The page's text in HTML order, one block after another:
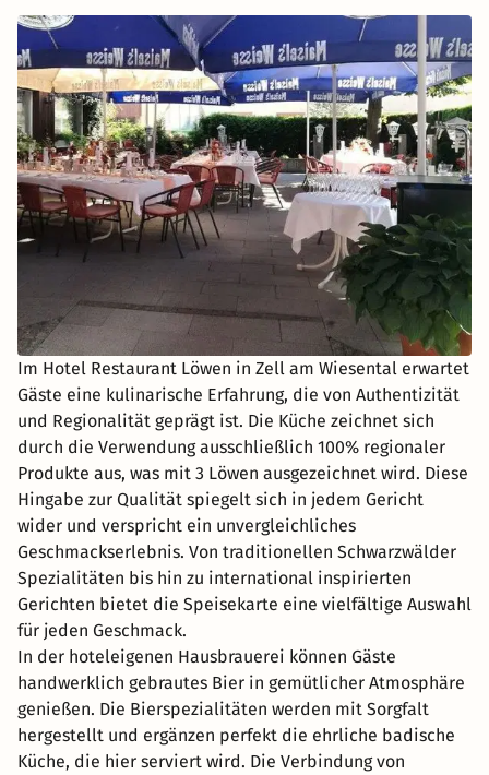
Im Hotel Restaurant Löwen in Zell am Wiesental erwartet
Gäste eine kulinarische Erfahrung, die von Authentizität
und Regionalität geprägt ist. Die Küche zeichnet sich
durch die Verwendung ausschließlich 100% regionaler
Produkte aus, was mit 3 Löwen ausgezeichnet wird. Diese
Hingabe zur Qualität spiegelt sich in jedem Gericht
wider und verspricht ein unvergleichliches
Geschmackserlebnis. Von traditionellen Schwarzwälder
Spezialitäten bis hin zu international inspirierten
Gerichten bietet die Speisekarte eine vielfältige Auswahl
für jeden Geschmack.
In der hoteleigenen Hausbrauerei können Gäste
handwerklich gebrautes Bier in gemütlicher Atmosphäre
genießen. Die Bierspezialitäten werden mit Sorgfalt
hergestellt und ergänzen perfekt die ehrliche badische
Küche, die hier serviert wird. Die Verbindung von